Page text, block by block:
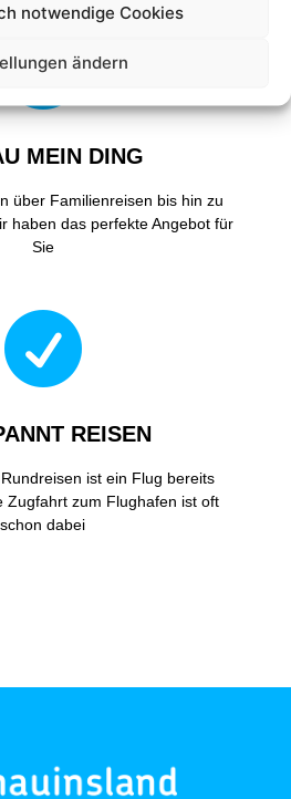
notwendige Cookies
ändern

MEIN DING
über Familienreisen bis hin zu
haben das perfekte Angebot für
Sie

REISEN
ist ein Flug bereits
Zugfahrt zum Flughafen ist oft
schon dabei